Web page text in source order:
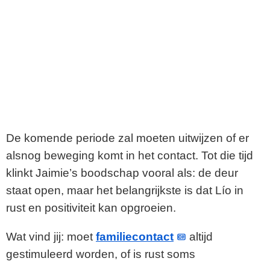
De komende periode zal moeten uitwijzen of er
alsnog beweging komt in het contact. Tot die tijd
klinkt Jaimie’s boodschap vooral als: de deur
staat open, maar het belangrijkste is dat Lío in
rust en positiviteit kan opgroeien.
Wat vind jij: moet familiecontact
altijd
gestimuleerd worden, of is rust soms